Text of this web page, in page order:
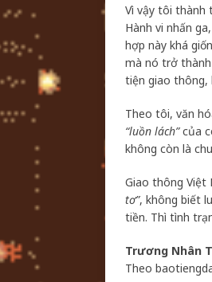
Vì vậy tôi thành
Hành vi nhấn
hợp này khá
mà nó trở thành
tiện giao thông,
Theo tôi, văn
“luồn lách”của
không còn là
Giao thông Việt
tơ”, không biết
tiền. Thì tình
Trương Nhân
Theo